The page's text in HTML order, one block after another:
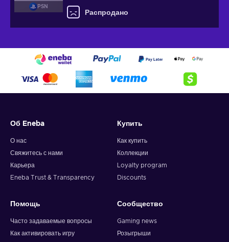
PSN
Распродано
Об Eneba
О нас
Свяжитесь с нами
Карьера
Eneba Trust & Transparency
Купить
Как купить
Коллекции
Loyalty program
Discounts
Помощь
Часто задаваемые вопросы
Как активировать игру
Сообщество
Gaming news
Розыгрыши